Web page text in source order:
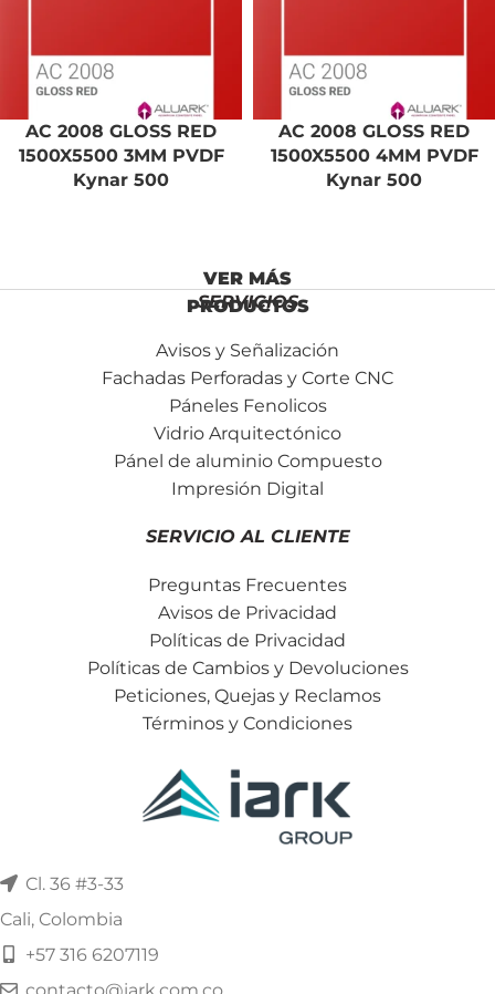
AC 2008 GLOSS RED
1500X5500 3MM PVDF
Kynar 500
AC 2008 GLOSS RED
1500X5500 4MM PVDF
Kynar 500
SERVICIOS
Avisos y Señalización
Fachadas Perforadas y Corte CNC
Páneles Fenolicos
Vidrio Arquitectónico
Pánel de aluminio Compuesto
Impresión Digital
SERVICIO AL CLIENTE
Preguntas Frecuentes
Avisos de Privacidad
Políticas de Privacidad
Políticas de Cambios y Devoluciones
Peticiones, Quejas y Reclamos
Términos y Condiciones
Cl. 36 #3-33
Cali, Colombia
+57 316 6207119